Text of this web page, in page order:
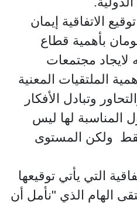
الاتفاقية إيمان
بأهمية قطاع
لايجاد مجتمعات
الملتقيات المعنية
وتبادل الأفكار
المناسبة لها ليس
ولكن المستوى
التي يأتي توقيعها
الهام الذي "نأمل أن